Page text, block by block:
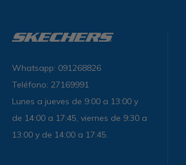
Whatsapp: 091268826
Teléfono: 27169991
Lunes a jueves de 9:00 a 13:00 y
de 14:00 a 17:45, viernes de 9:30 a
13:00 y de 14:00 a 17:45.